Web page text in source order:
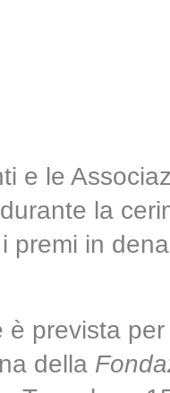
e le
la
premi in
è prevista
della